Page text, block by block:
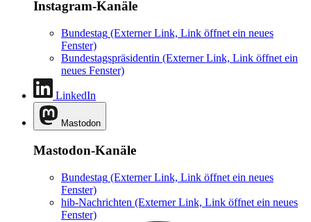
Instagram-Kanäle
Bundestag (Externer Link, Link öffnet ein neues
Fenster)
Bundestagspräsidentin (Externer Link, Link öffnet ein
neues Fenster)
LinkedIn
Mastodon
Mastodon-Kanäle
Bundestag (Externer Link, Link öffnet ein neues
Fenster)
hib-Nachrichten (Externer Link, Link öffnet ein neues
Fenster)